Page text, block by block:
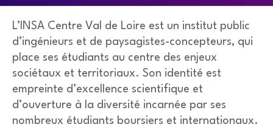
L’INSA Centre Val de Loire est un institut public
d’ingénieurs et de paysagistes-concepteurs, qui
place ses étudiants au centre des enjeux
sociétaux et territoriaux. Son identité est
empreinte d’excellence scientifique et
d’ouverture à la diversité incarnée par ses
nombreux étudiants boursiers et internationaux.